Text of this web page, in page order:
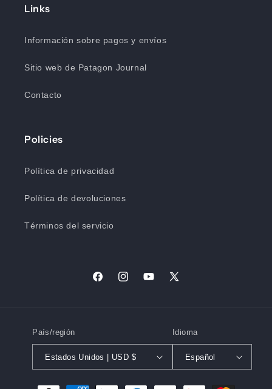
Links
Información sobre pagos y envíos
Sitio web de Patagon Journal
Contacto
Policies
Política de privacidad
Política de devoluciones
Términos del servicio
FacebookInstagramYouTube
X
País/región
Estados Unidos | USD $
Idioma
Español
Formas